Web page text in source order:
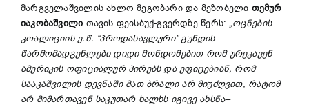
მარგველაშვილის ახლო მეგობარი და მეზობელი თემურ
იაკობაშვილი თავის ფეისბუქ-გვერდზე წერს:„ოცნების
კოალიციის ე.წ. “პროდასავლური”გუნდის
წარმომადგენლები დიდი მონდომებით რომ ურეკავენ
ამერიკის ოფიციალურ პირებს და ეფიცებიან, რომ
სააკაშვილის დევნაში მათ ბრალი არ მიუძღვით, რატომ
არ მიმართავენ საკუთარ ხალხს იგივე ახსნა–